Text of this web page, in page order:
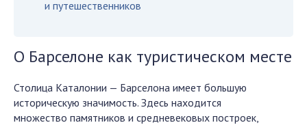
и путешественников
О Барселоне как туристическом месте
Столица Каталонии — Барселона имеет большую
историческую значимость. Здесь находится
множество памятников и средневековых построек,